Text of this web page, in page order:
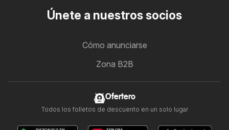
Únete a nuestros socios
Cómo anunciarse
Zona B2B
Ofertero
Todos los folletos de descuento en un solo lugar